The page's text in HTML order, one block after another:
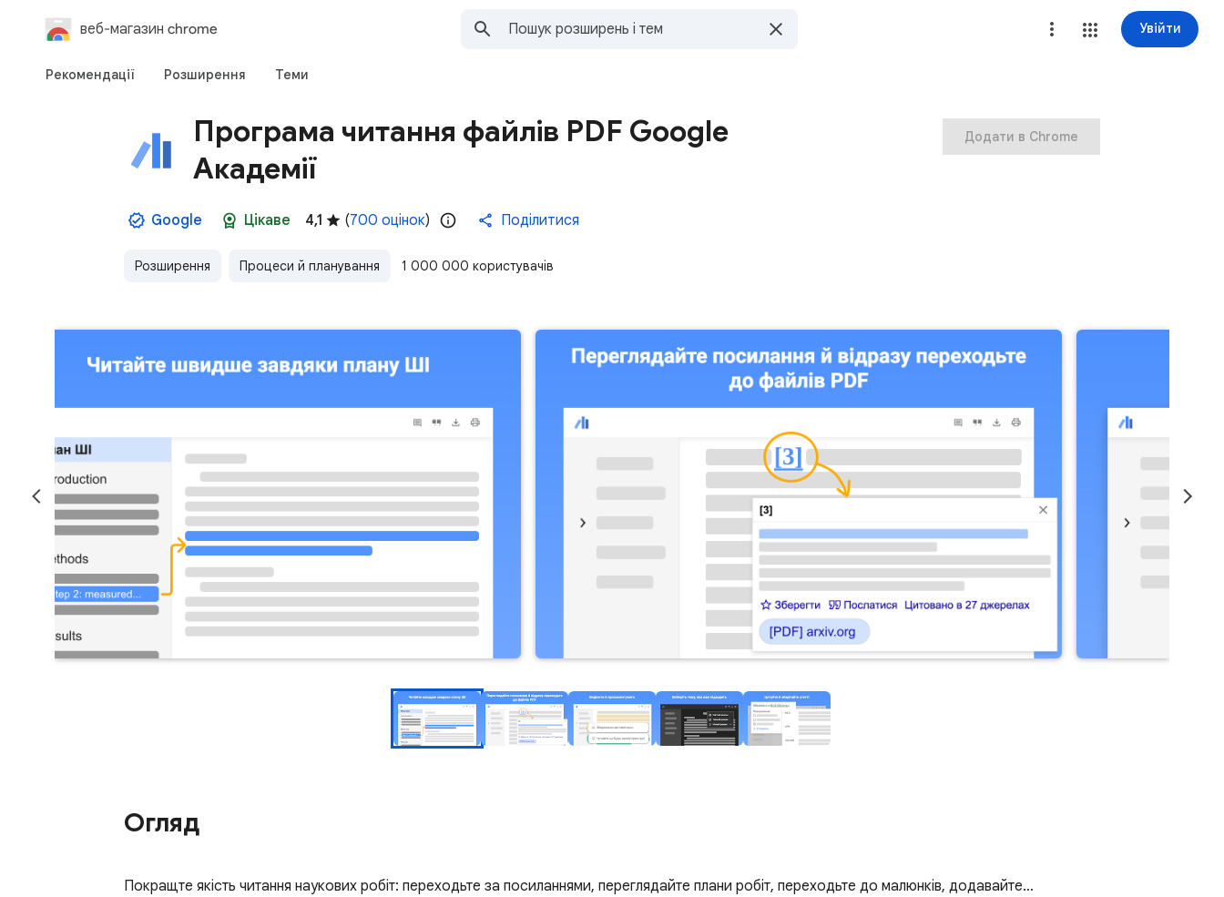
веб-магазин chrome Увійти
Рекомендації Розширення Теми
Програма читання файлів PDF Google
Академії
Google Цікаве 4,1 (700 оцінок) Поділитися
Розширення Процеси й планування 1 000 000 користувачів
Додати в Chrome
Огляд
Покращте якість читання наукових робіт: переходьте за посиланнями, переглядайте плани робіт, переходьте до малюнків, додавайте…